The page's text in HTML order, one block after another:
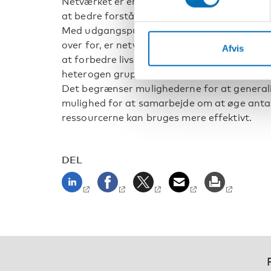
Afvis
at bedre forståelsen, forskningen og den
Med udgangspunkt i de særlige
over for, er netværket dedikeret til at
at forbedre livskvaliteten for målgruppen.
heterogen gruppe, hvilket kan gøre
Det begrænser mulighederne for at
mulighed for at samarbejde om at øge
ressourcerne kan bruges mere effektivt.
DEL